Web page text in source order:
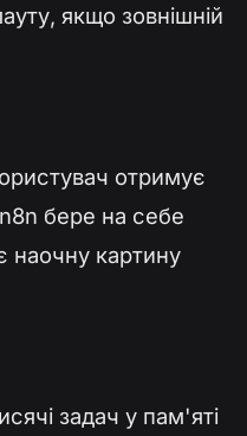
якщо зовнішній
отримує
бере на себе
наочну картину
задач у пам'яті